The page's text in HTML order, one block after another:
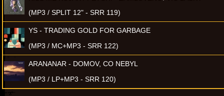
(MP3 / SPLIT 12" - SRR 119)
YS - TRADING GOLD FOR GARBAGE
(MP3 / MC+MP3 - SRR 122)
ARANANAR - DOMOV, CO NEBYL
(MP3 / LP+MP3 - SRR 120)